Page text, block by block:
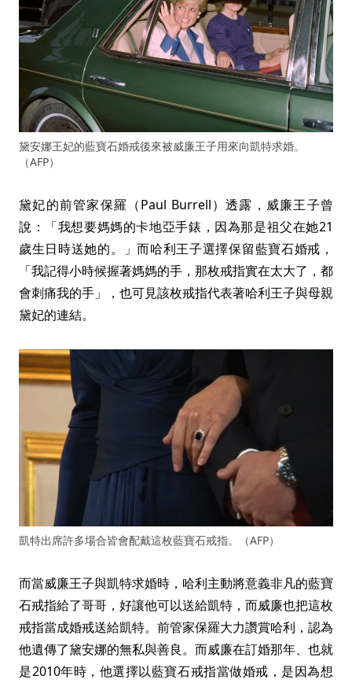
黛安娜王妃的藍寶石婚戒後來被威廉王子用來向凱特求婚。
（AFP）
黛妃的前管家保羅（Paul Burrell）透露，威廉王子曾
說：「我想要媽媽的卡地亞手錶，因為那是祖父在她21
歲生日時送她的。」而哈利王子選擇保留藍寶石婚戒，
「我記得小時候握著媽媽的手，那枚戒指實在太大了，都
會刺痛我的手」，也可見該枚戒指代表著哈利王子與母親
黛妃的連結。
凱特出席許多場合皆會配戴這枚藍寶石戒指。（AFP）
而當威廉王子與凱特求婚時，哈利主動將意義非凡的藍寶
石戒指給了哥哥，好讓他可以送給凱特，而威廉也把這枚
戒指當成婚戒送給凱特。前管家保羅大力讚賞哈利，認為
他遺傳了黛安娜的無私與善良。而威廉在訂婚那年、也就
是2010年時，他選擇以藍寶石戒指當做婚戒，是因為想